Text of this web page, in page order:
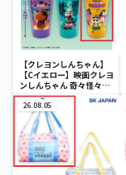
【クレヨンしんちゃん】
【Cイエロー】映画クレヨ
ンしんちゃん 奇々怪々！
オラの妖怪バケ～ション
フルカラータンブラー
26.08.05